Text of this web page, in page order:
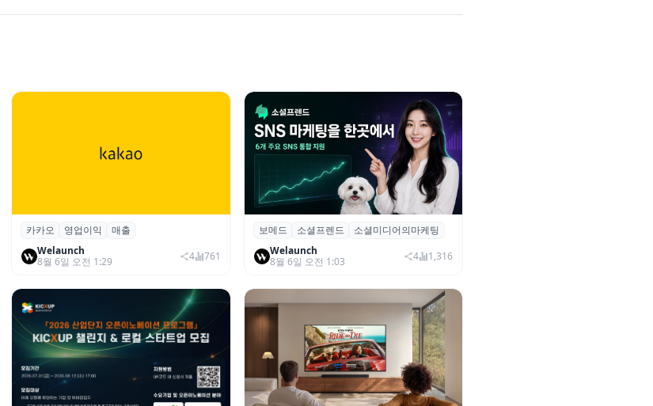
카카오, 2026년 2분기 매출 2조985억·영
업이익 2770억…역대 분기 최대
카카오 영업이익
매출
Welaunch
8월 6일 오전 1:29
4 761
보메드 ‘소셜프렌드’, 유튜브·인스타 등 6
개 SNS 마케팅 통합 지원
보메드 소셜프렌드
소셜미디어의마케팅
Welaunch
8월 6일 오전 1:03
4 1,316